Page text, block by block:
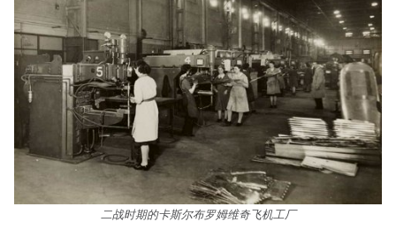
二战时期的卡斯尔布罗姆维奇飞机工厂